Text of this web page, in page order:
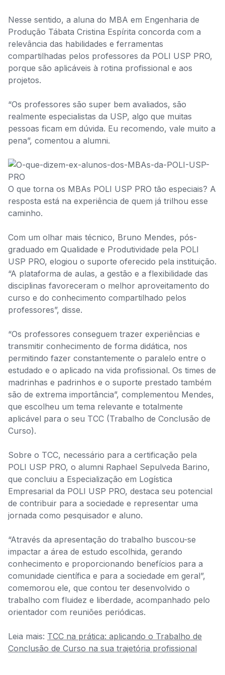
Nesse sentido, a aluna do MBA em Engenharia de
Produção Tábata Cristina Espírita concorda com a
relevância das habilidades e ferramentas
compartilhadas pelos professores da POLI USP PRO,
porque são aplicáveis à rotina profissional e aos
projetos.
“Os professores são super bem avaliados, são
realmente especialistas da USP, algo que muitas
pessoas ficam em dúvida. Eu recomendo, vale muito a
pena”, comentou a alumni.
O que torna os MBAs POLI USP PRO tão especiais? A
resposta está na experiência de quem já trilhou esse
caminho.
Com um olhar mais técnico, Bruno Mendes, pós-
graduado em Qualidade e Produtividade pela POLI
USP PRO, elogiou o suporte oferecido pela instituição.
“A plataforma de aulas, a gestão e a flexibilidade das
disciplinas favoreceram o melhor aproveitamento do
curso e do conhecimento compartilhado pelos
professores”, disse.
“Os professores conseguem trazer experiências e
transmitir conhecimento de forma didática, nos
permitindo fazer constantemente o paralelo entre o
estudado e o aplicado na vida profissional. Os times de
madrinhas e padrinhos e o suporte prestado também
são de extrema importância”, complementou Mendes,
que escolheu um tema relevante e totalmente
aplicável para o seu TCC (Trabalho de Conclusão de
Curso).
Sobre o TCC, necessário para a certificação pela
POLI USP PRO, o alumni Raphael Sepulveda Barino,
que concluiu a Especialização em Logística
Empresarial da POLI USP PRO, destaca seu potencial
de contribuir para a sociedade e representar uma
jornada como pesquisador e aluno.
“Através da apresentação do trabalho buscou-se
impactar a área de estudo escolhida, gerando
conhecimento e proporcionando benefícios para a
comunidade científica e para a sociedade em geral”,
comemorou ele, que contou ter desenvolvido o
trabalho com fluidez e liberdade, acompanhado pelo
orientador com reuniões periódicas.
Leia mais: TCC na prática: aplicando o Trabalho de
Conclusão de Curso na sua trajetória profissional